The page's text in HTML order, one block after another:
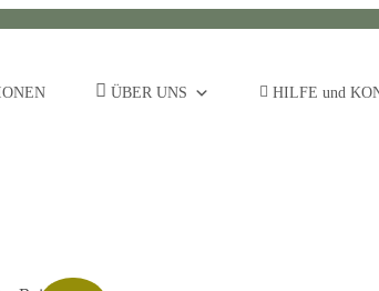
ÜBER UNS HILFE und